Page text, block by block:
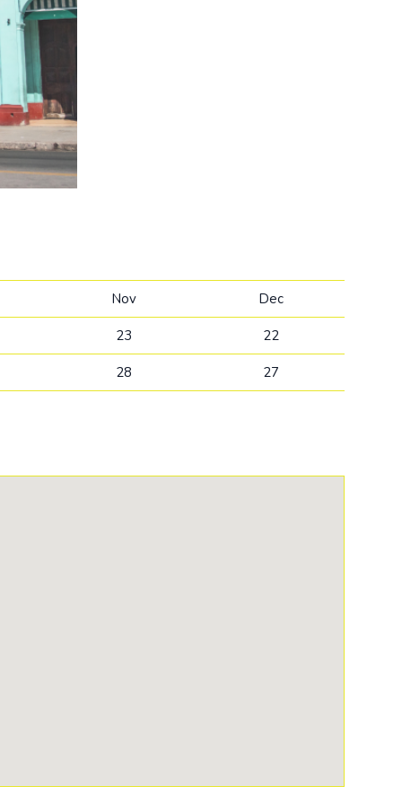
Nov Dec
23 22
28 27